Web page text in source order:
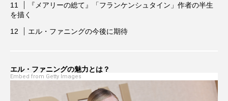
ジェニファー・アニストン
ジョン・バーンサル
『メアリーの総て』「フランケンシュタイン」作者の半生
を描く
エル・ファニングの今後に期待
エル・ファニングの魅力とは？
Embed from Getty Images